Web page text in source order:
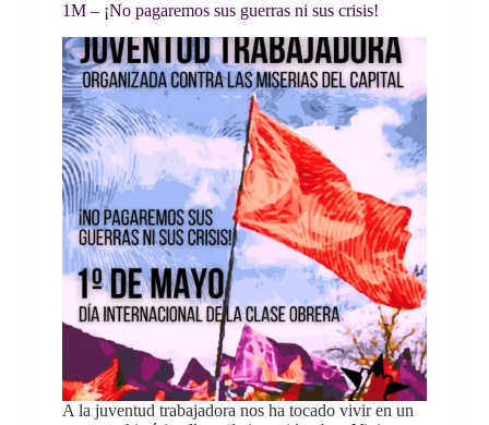
1M – ¡No pagaremos sus guerras ni sus crisis!
A la juventud trabajadora nos ha tocado vivir en un